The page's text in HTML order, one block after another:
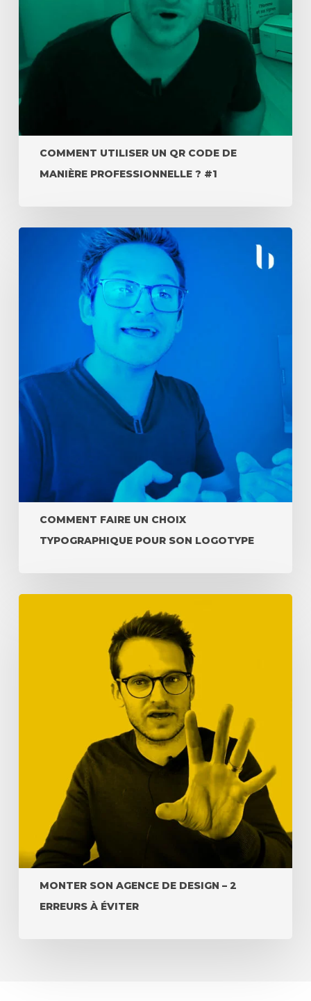
COMMENT UTILISER UN QR CODE DE
MANIÈRE PROFESSIONNELLE ? #1
COMMENT FAIRE UN CHOIX
TYPOGRAPHIQUE POUR SON LOGOTYPE
MONTER SON AGENCE DE DESIGN – 2
ERREURS À ÉVITER